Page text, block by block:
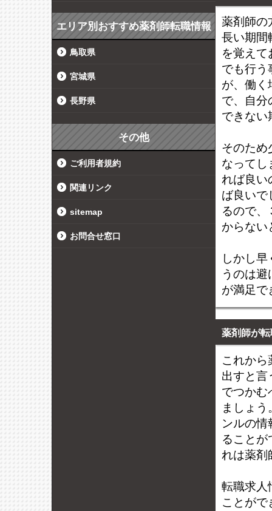
薬剤師の
長い期間
を覚えて
でも行う
が、働く
で、自分
できない
そのため
なってし
れば良い
ば良いで
るので、
からない
しかし
うのは
が満足で
薬剤師が
これから
出すと言
でつかむ
ましょ
ンルの情
ることが
れは薬剤
転職求人
ことがで
エリア別おすすめ薬剤師転職情報
鳥取県
宮城県
長野県
その他
ご利用者規約
関連リンク
sitemap
お問合せ窓口